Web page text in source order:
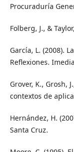
Procuraduría
Folberg, J., &
García, L. (2008).
Reflexiones.
Grover, K., Grosh,
contextos de
Hernández, H.
Santa Cruz.